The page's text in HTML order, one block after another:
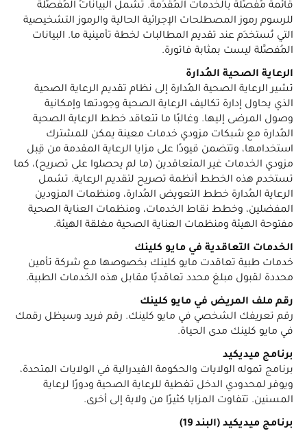
قائمة مُفصَّلة بالخدمات المُقدَمة. تشمل البياناتُ المُفصَّلة
للرسوم رموز المصطلحات الإجرائية الحالية والرموز التشخيصية
التي تُستخدَم عند تقديم المطالبات لخطة تأمينية ما. البيانات
المُفصَّلة ليست بمثابة فاتورة.
الرعاية الصحية المُدارة
تشير الرعاية الصحية المُدارة إلى نظام تقديم الرعاية الصحية
الذي يحاول إدارة تكاليف الرعاية الصحية وجودتها وإمكانية
وصول المرضى إليها. وغالبًا ما تتعاقد خطط الرعاية الصحية
المُدارة مع شبكات مزودي خدمات معينة يمكن للمشترك
استخدامها، وتتضمن قيودًا على مزايا الرعاية المقدمة من قِبل
مزودي الخدمات غير المتعاقدين (ما لم يحصلوا على تصريح)، كما
تستخدم هذه الخطط أنظمة تصريح لتقديم الرعاية. تشمل
الرعاية المُدارة خطط التعويض المُدارة، ومنظمات المزودين
المفضلين، وخطط نقاط الخدمات، ومنظمات العناية الصحية
مفتوحة الهيئة ومنظمات العناية الصحية مغلقة الهيئة.
الخدمات التعاقدية في مايو كلينك
خدمات طبية تعاقدت مايو كلينك بخصوصها مع شركة تأمين
محددة لقبول مبلغ محدد تعاقديًا مقابل هذه الخدمات الطبية.
رقم ملف المريض في مايو كلينك
رقم تعريفك الشخصي في مايو كلينك. رقم فريد وسيظل رقمك
في مايو كلينك مدى الحياة.
برنامج ميديكيد
برنامج تموله الولايات والحكومة الفيدرالية في الولايات المتحدة،
ويوفر لمحدودي الدخل تغطية للرعاية الصحية ودورًا لرعاية
المسنين. تتفاوت المزايا كثيرًا من ولاية إلى أخرى.
برنامج ميديكيد (البند 19)